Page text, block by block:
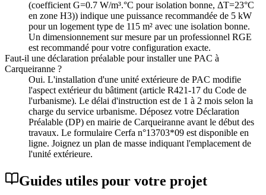
(coefficient G=0.7 W/m³.°C pour isolation bonne, ΔT=23°C
en zone H3)) indique une puissance recommandée de 5 kW
pour un logement type de 115 m² avec une isolation bonne.
Un dimensionnement sur mesure par un professionnel RGE
est recommandé pour votre configuration exacte.
Faut-il une déclaration préalable pour installer une PAC à
Carqueiranne ?
Oui. L'installation d'une unité extérieure de PAC modifie
l'aspect extérieur du bâtiment (article R421-17 du Code de
l'urbanisme). Le délai d'instruction est de 1 à 2 mois selon la
charge du service urbanisme. Déposez votre Déclaration
Préalable (DP) en mairie de Carqueiranne avant le début des
travaux. Le formulaire Cerfa n°13703*09 est disponible en
ligne. Joignez un plan de masse indiquant l'emplacement de
l'unité extérieure.
Guides utiles pour votre projet